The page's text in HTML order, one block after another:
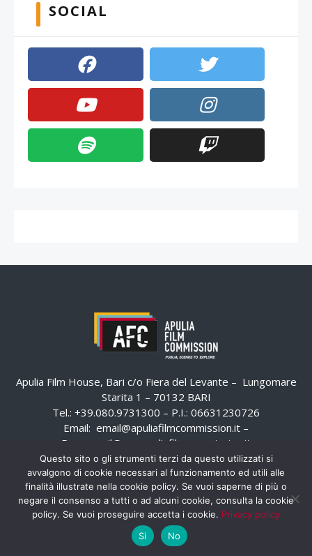
SOCIAL
Apulia Film House, Bari c/o Fiera del Levante – Lungomare
Starita 1 – 70132 BARI
Tel.: +39.080.9731300 – P.I.: 06631230726
Email: email@apuliafilmcommission.it –
Pec:
email@pec.apuliafilmcommission.it
Questo sito o gli strumenti terzi da questo utilizzati si
avvalgono di cookie necessari al funzionamento ed utili alle
finalità illustrate nella cookie policy. Se vuoi saperne di più o
negare il consenso a tutti o ad alcuni cookie, consulta la cookie
policy. Se vuoi proseguire accetta i cookie. Privacy policy
Si
No